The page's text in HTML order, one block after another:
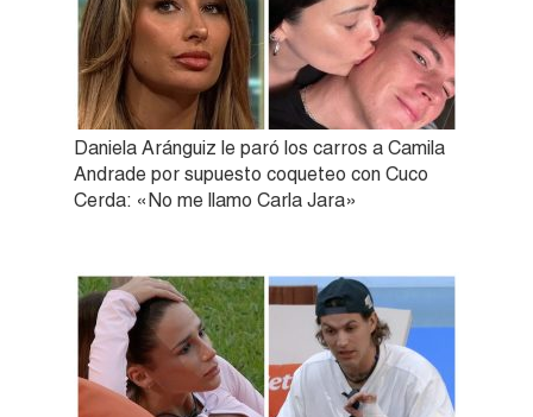
Daniela Aránguiz le paró los carros a Camila
Andrade por supuesto coqueteo con Cuco
Cerda: «No me llamo Carla Jara»